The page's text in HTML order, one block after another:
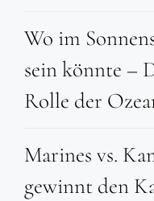
Wo im
sein könnte –
Rolle der
Marines vs.
gewinnt den